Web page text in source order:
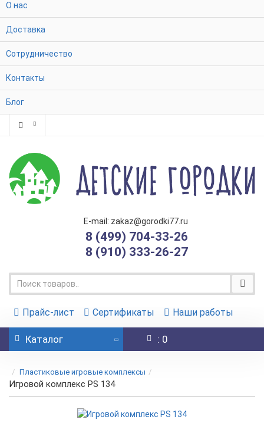
О нас
Доставка
Сотрудничество
Контакты
Блог
E-mail: zakaz@gorodki77.ru
8 (499) 704-33-26
8 (910) 333-26-27
Прайс-лист Сертификаты Наши работы
Каталог : 0
Пластиковые игровые комплексы
Игровой комплекс PS 134